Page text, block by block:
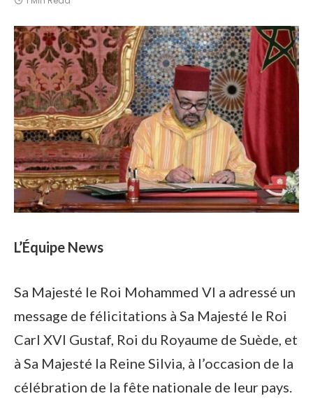
L’Équipe News
Sa Majesté le Roi Mohammed VI a adressé un
message de félicitations à Sa Majesté le Roi
Carl XVI Gustaf, Roi du Royaume de Suède, et
à Sa Majesté la Reine Silvia, à l’occasion de la
célébration de la fête nationale de leur pays.